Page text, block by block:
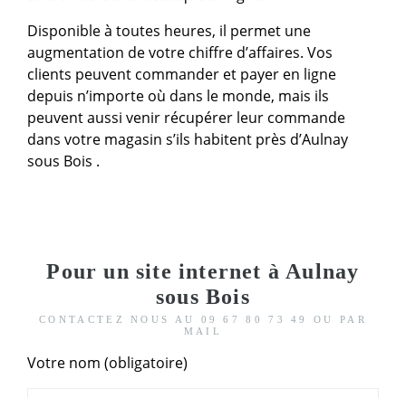
Disponible à toutes heures, il permet une
augmentation de votre chiffre d’affaires. Vos
clients peuvent commander et payer en ligne
depuis n’importe où dans le monde, mais ils
peuvent aussi venir récupérer leur commande
dans votre magasin s’ils habitent près d’Aulnay
sous Bois .
Pour un site internet à Aulnay
sous Bois
CONTACTEZ NOUS AU 09 67 80 73 49 OU PAR
MAIL
Votre nom (obligatoire)